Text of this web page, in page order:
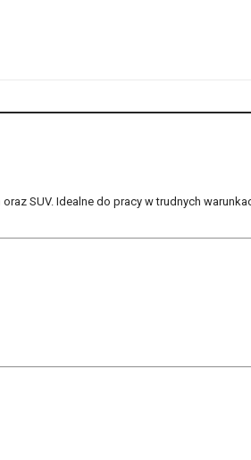
SUV. Idealne do pracy w trudnych